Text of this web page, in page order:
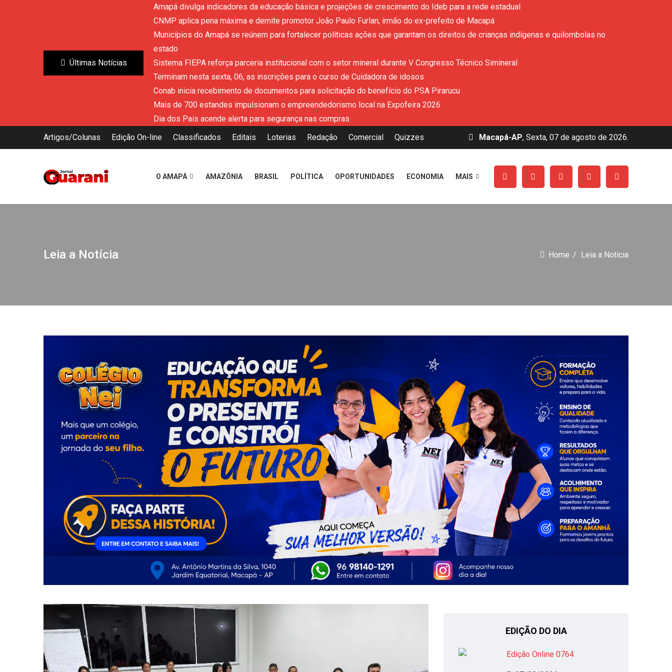
Últimas Notícias
Amapá divulga indicadores da educação básica e projeções de crescimento do Ideb para a rede estadual
CNMP aplica pena máxima e demite promotor João Paulo Furlan, irmão do ex-prefeito de Macapá
Municípios do Amapá se reúnem para fortalecer políticas ações que garantam os direitos de crianças indígenas e quilombolas no
estado
Sistema FIEPA reforça parceria institucional com o setor mineral durante V Congresso Técnico Simineral
Terminam nesta sexta, 06, as inscrições para o curso de Cuidadora de idosos
Conab inicia recebimento de documentos para solicitação do benefício do PSA Pirarucu
Mais de 700 estandes impulsionam o empreendedorismo local na Expofeira 2026
Dia dos Pais acende alerta para segurança nas compras
Artigos/Colunas
Edição On-line Classificados Editais Loterias Redação Comercial Quizzes Macapá-AP, Sexta, 07 de agosto de 2026.
O AMAPÁ AMAZÔNIA BRASIL POLÍTICA OPORTUNIDADES ECONOMIA MAIS
Leia a Notícia Home Leia a Notícia
EDIÇÃO DO DIA